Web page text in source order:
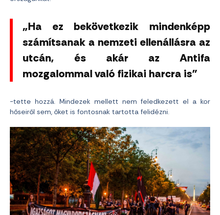
„Ha ez bekövetkezik mindenképp
számítsanak a nemzeti ellenállásra az
utcán, és akár az Antifa
mozgalommal való fizikai harcra is”
-tette hozzá. Mindezek mellett nem feledkezett el a kor
hőseiről sem, őket is fontosnak tartotta felidézni.